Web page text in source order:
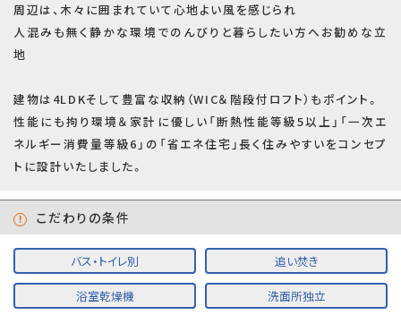
周辺は、木々に囲まれていて心地よい風を感じられ
人混みも無く静かな環境でのんびりと暮らしたい方へお勧めな立
地
建物は4LDKそして豊富な収納（WIC＆階段付ロフト）もポイント。
性能にも拘り環境＆家計に優しい「断熱性能等級5以上」「一次エ
ネルギー消費量等級6」の「省エネ住宅」長く住みやすいをコンセプ
トに設計いたしました。
こだわりの条件
バス・トイレ別 追い焚き
浴室乾燥機 洗面所独立